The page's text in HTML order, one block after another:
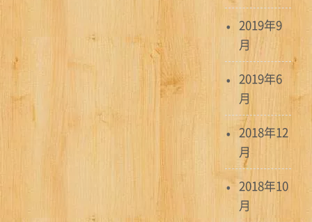
2019年9
月
2019年6
月
2018年12
月
2018年10
月